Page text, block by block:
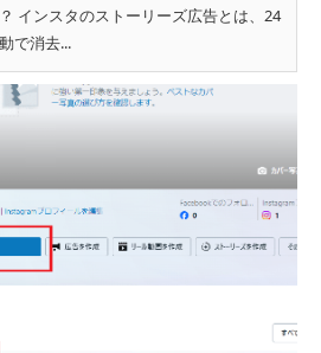
インスタのストーリーズ広告とは、24
で消去...